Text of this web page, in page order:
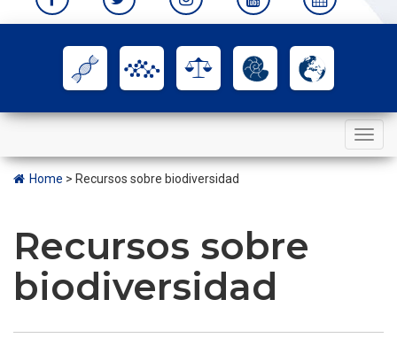
Toggle
navigation
Home > Recursos sobre biodiversidad
Recursos sobre
biodiversidad